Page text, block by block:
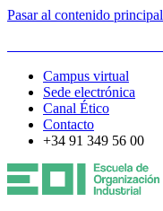
Pasar al contenido principal
Campus virtual
Sede electrónica
Canal Ético
Contacto
+34 91 349 56 00